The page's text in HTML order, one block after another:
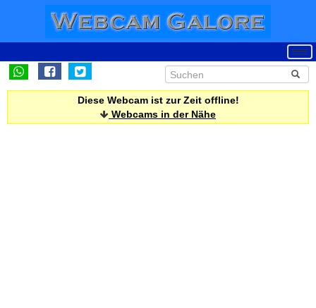
Diese Webcam ist zur Zeit offline!
Webcams in der Nähe